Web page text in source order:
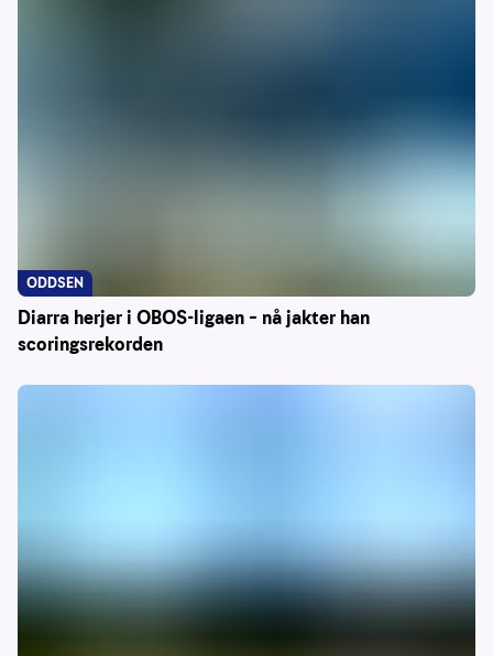
Diarra herjer i OBOS-ligaen – nå jakter han
scoringsrekorden
ODDSEN